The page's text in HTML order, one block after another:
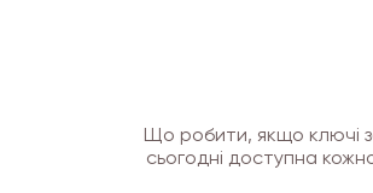
Що робити, якщо ключі
сьогодні доступна